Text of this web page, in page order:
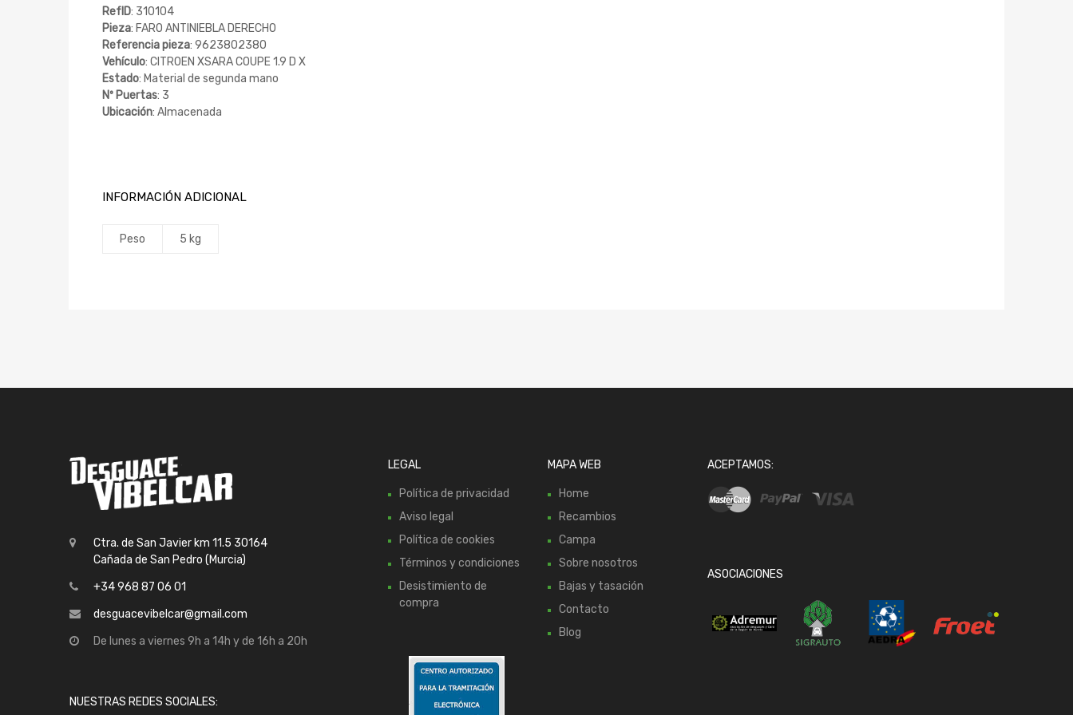
RefID: 310104
Pieza: FARO ANTINIEBLA DERECHO
Referencia pieza: 9623802380
Vehículo: CITROEN XSARA COUPE 1.9 D X
Estado: Material de segunda mano
Nº Puertas: 3
Ubicación: Almacenada
INFORMACIÓN ADICIONAL
Peso 5 kg
Ctra. de San Javier km 11.5 30164
Cañada de San Pedro (Murcia)
+34 968 87 06 01
desguacevibelcar@gmail.com
De lunes a viernes 9h a 14h y de 16h a 20h
NUESTRAS REDES SOCIALES:
LEGAL
Política de privacidad
Aviso legal
Política de cookies
Términos y condiciones
Desistimiento de
compra
MAPA WEB
Home
Recambios
Campa
Sobre nosotros
Bajas y tasación
Contacto
Blog
ACEPTAMOS:
ASOCIACIONES